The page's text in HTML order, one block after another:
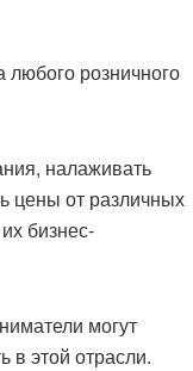
розничного
налаживать
цены от различных
бизнес-
могут
в этой отрасли.